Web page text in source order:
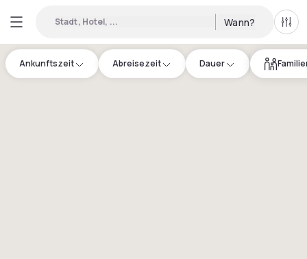
Stadt, Hotel, ... Wann? Alle
Ankunftszeit Abreisezeit Dauer